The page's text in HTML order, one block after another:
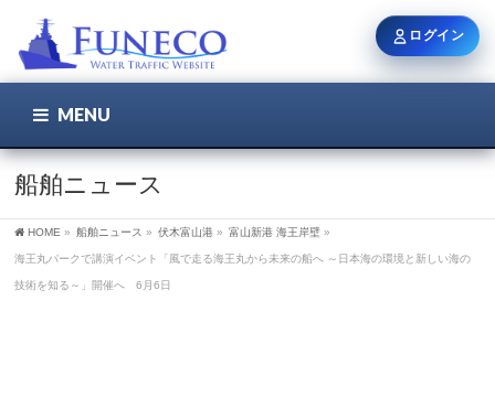
MENU
船舶ニュース
HOME » 船舶ニュース » 伏木富山港 » 富山新港 海王岸壁 »
海王丸パークで講演イベント「風で走る海王丸から未来の船へ ～日本海の環境と新しい海の
技術を知る～」開催へ 6月6日
ログイン
ユーザー名 / メール